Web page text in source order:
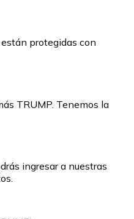
protegidas con
TRUMP. Tenemos la
ingresar a nuestras